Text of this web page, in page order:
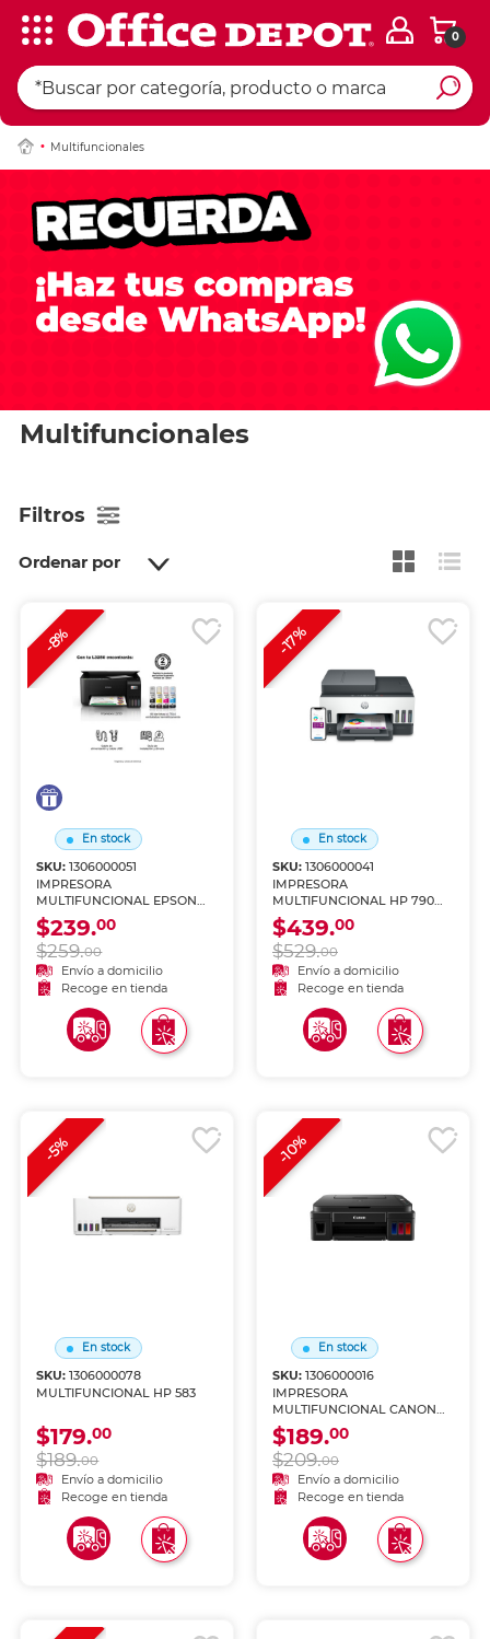
0
Multifuncionales
Multifuncionales
Filtros
Ordenar por
En stock
SKU:1306000051
IMPRESORA
MULTIFUNCIONAL EPSON
L3250 TANQUE DE TINTA
(IMPRIME, COPIA Y
ESCANEA)
$239.00
$259.00
Envío a domicilio
Recoge en tienda
-8%
En stock
SKU: 1306000041
IMPRESORA
MULTIFUNCIONAL HP 790
TANQUE DE TINTA (IMPRIME,
COPIA Y ESCANEA)
$439.00
$529.00
Envío a domicilio
Recoge en tienda
-17%
En stock
SKU:1306000078
MULTIFUNCIONAL HP 583
$179.00
$189.00
Envío a domicilio
Recoge en tienda
-5%
En stock
SKU: 1306000016
IMPRESORA
MULTIFUNCIONAL CANON
G2110 TINTA CONTINUA
$189.00
$209.00
Envío a domicilio
Recoge en tienda
-10%